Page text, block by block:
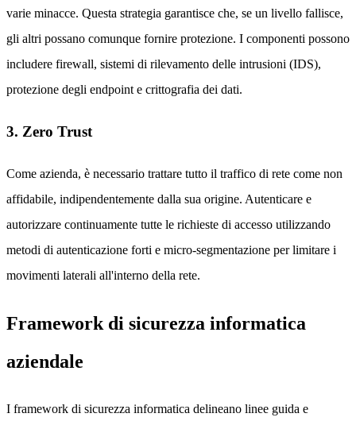
varie minacce. Questa strategia garantisce che, se un livello fallisce,
gli altri possano comunque fornire protezione. I componenti possono
includere firewall, sistemi di rilevamento delle intrusioni (IDS),
protezione degli endpoint e crittografia dei dati.
3. Zero Trust
Come azienda, è necessario trattare tutto il traffico di rete come non
affidabile, indipendentemente dalla sua origine. Autenticare e
autorizzare continuamente tutte le richieste di accesso utilizzando
metodi di autenticazione forti e micro-segmentazione per limitare i
movimenti laterali all'interno della rete.
Framework di sicurezza informatica
aziendale
I framework di sicurezza informatica delineano linee guida e